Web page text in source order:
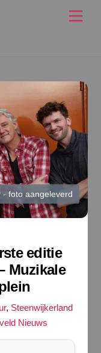
- foto aangeleverd
editie
Muzikale
, Steenwijkerland
Nieuws